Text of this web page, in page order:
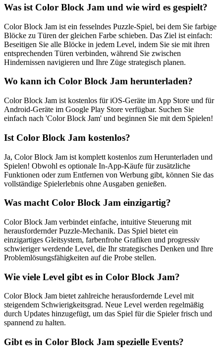
Was ist Color Block Jam und wie wird es gespielt?
Color Block Jam ist ein fesselndes Puzzle-Spiel, bei dem Sie farbige
Blöcke zu Türen der gleichen Farbe schieben. Das Ziel ist einfach:
Beseitigen Sie alle Blöcke in jedem Level, indem Sie sie mit ihren
entsprechenden Türen verbinden, während Sie zwischen
Hindernissen navigieren und Ihre Züge strategisch planen.
Wo kann ich Color Block Jam herunterladen?
Color Block Jam ist kostenlos für iOS-Geräte im App Store und für
Android-Geräte im Google Play Store verfügbar. Suchen Sie
einfach nach 'Color Block Jam' und beginnen Sie mit dem Spielen!
Ist Color Block Jam kostenlos?
Ja, Color Block Jam ist komplett kostenlos zum Herunterladen und
Spielen! Obwohl es optionale In-App-Käufe für zusätzliche
Funktionen oder zum Entfernen von Werbung gibt, können Sie das
vollständige Spielerlebnis ohne Ausgaben genießen.
Was macht Color Block Jam einzigartig?
Color Block Jam verbindet einfache, intuitive Steuerung mit
herausfordernder Puzzle-Mechanik. Das Spiel bietet ein
einzigartiges Gleitsystem, farbenfrohe Grafiken und progressiv
schwieriger werdende Level, die Ihr strategisches Denken und Ihre
Problemlösungsfähigkeiten auf die Probe stellen.
Wie viele Level gibt es in Color Block Jam?
Color Block Jam bietet zahlreiche herausfordernde Level mit
steigendem Schwierigkeitsgrad. Neue Level werden regelmäßig
durch Updates hinzugefügt, um das Spiel für die Spieler frisch und
spannend zu halten.
Gibt es in Color Block Jam spezielle Events?